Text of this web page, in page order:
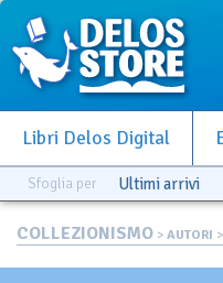
Libri Delos Digital
Sfoglia per Ultimi arrivi
COLLEZIONISMO > AUTORI